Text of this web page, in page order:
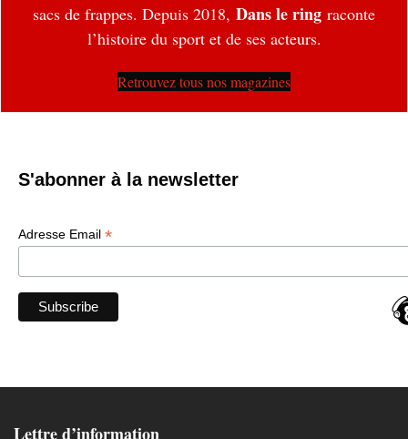
sacs de frappes. Depuis 2018, Dans le ring raconte
l’histoire du sport et de ses acteurs.
Retrouvez tous nos magazines
S'abonner à la newsletter
Adresse Email *
Lettre d’information